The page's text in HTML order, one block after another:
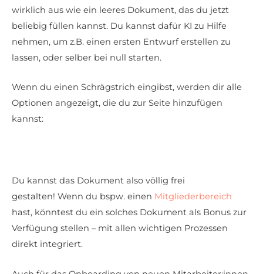
wirklich aus wie ein leeres Dokument, das du jetzt
beliebig füllen kannst. Du kannst dafür KI zu Hilfe
nehmen, um z.B. einen ersten Entwurf erstellen zu
lassen, oder selber bei null starten.
Wenn du einen Schrägstrich eingibst, werden dir alle
Optionen angezeigt, die du zur Seite hinzufügen
kannst:
Du kannst das Dokument also völlig frei
gestalten! Wenn du bspw. einen Mitgliederbereich
hast, könntest du ein solches Dokument als Bonus zur
Verfügung stellen – mit allen wichtigen Prozessen
direkt integriert.